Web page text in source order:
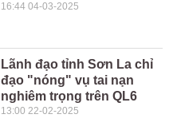
16:44 04-03-2025
Lãnh đạo tỉnh Sơn La chỉ
đạo "nóng" vụ tai nạn
nghiêm trọng trên QL6
13:00 22-02-2025